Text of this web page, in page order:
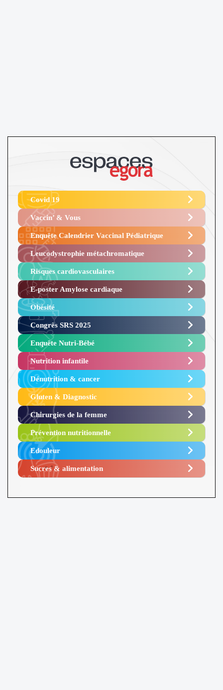
Covid 19
Vaccin’ & Vous
Enquête Calendrier Vaccinal Pédiatrique
Leucodystrophie métachromatique
Risques cardiovasculaires
E-poster Amylose cardiaque ​
Obésité ​
Congrès SRS 2025 ​
Enquête Nutri-Bébé ​
Nutrition infantile
Dénutrition & cancer
Gluten & Diagnostic
Chirurgies de la femme
Prévention nutritionnelle
Edouleur​
Sucres & alimentation​